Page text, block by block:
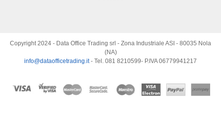
Copyright 2024 - Data Office Trading srl - Zona Industriale ASI - 80035 Nola
(NA)
info@dataofficetrading.it- Tel. 081 8210599- P.IVA 06779941217